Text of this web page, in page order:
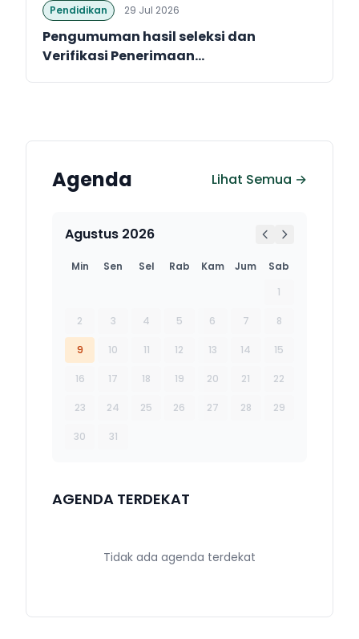
Pendidikan 29 Jul 2026
Pengumuman hasil seleksi dan
Verifikasi Penerimaan...
Agenda Lihat Semua →
Agustus 2026
Min Sen Sel Rab Kam Jum
Sab
1
2 3 4 5 6 7 8
9 10 11 12 13 14 15
16 17 18 19 20 21 22
23 24 25 26 27 28 29
30 31
AGENDA TERDEKAT
Tidak ada agenda terdekat